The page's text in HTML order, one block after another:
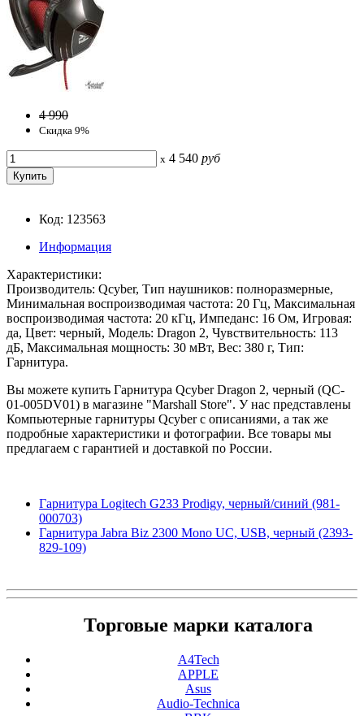
4 990
Скидка 9%
x 4 540 руб
Код: 123563
Информация
Характеристики:
Производитель: Qcyber, Тип наушников: полноразмерные,
Минимальная воспроизводимая частота: 20 Гц, Максимальная
воспроизводимая частота: 20 кГц, Импеданс: 16 Ом, Игровая:
да, Цвет: черный, Модель: Dragon 2, Чувствительность: 113
дБ, Максимальная мощность: 30 мВт, Вес: 380 г, Тип:
Гарнитура.
Вы можете купить Гарнитура Qcyber Dragon 2, черный (QC-
01-005DV01) в магазине "Marshall Store". У нас представлены
Компьютерные гарнитуры Qcyber с описаниями, а так же
подробные характеристики и фотографии. Все товары мы
предлагаем с гарантией и доставкой по России.
Гарнитура Logitech G233 Prodigy, черный/синий (981-
000703)
Гарнитура Jabra Biz 2300 Mono UC, USB, черный (2393-
829-109)
Торговые марки каталога
A4Tech
APPLE
Asus
Audio-Technica